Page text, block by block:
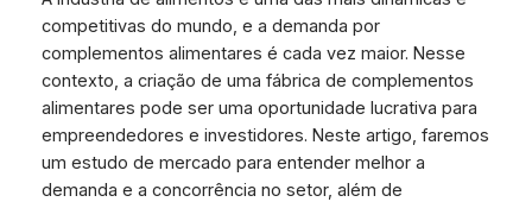
competitivas do mundo, e a demanda por
complementos alimentares é cada vez maior. Nesse
contexto, a criação de uma fábrica de complementos
alimentares pode ser uma oportunidade lucrativa para
empreendedores e investidores. Neste artigo, faremos
um estudo de mercado para entender melhor a
demanda e a concorrência no setor, além de